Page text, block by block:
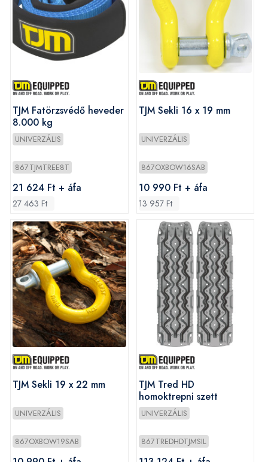
TJM Fatörzsvédő heveder
8.000 kg
UNIVERZÁLIS
867TJMTREE8T
21 624 Ft + áfa
27 463 Ft
TJM Sekli 16 x 19 mm
UNIVERZÁLIS
867OXBOW16SAB
10 990 Ft + áfa
13 957 Ft
TJM Sekli 19 x 22 mm
UNIVERZÁLIS
867OXBOW19SAB
TJM Tred HD
homoktrepni szett
UNIVERZÁLIS
867TREDHDTJMSIL